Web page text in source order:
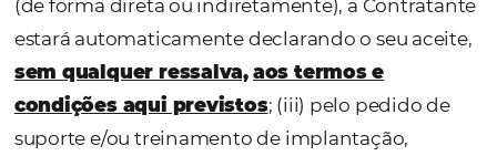
deste Contrato, são adotadas as definições
constantes noAnexo I, as quais as Partes
declaram ter conhecimento.